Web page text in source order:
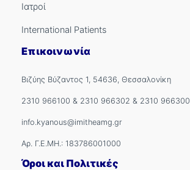
Ιατροί
International Patients
Επικοινωνία
Βιζύης Βύζαντος 1, 54636, Θεσσαλονίκη
2310 966100 & 2310 966302 & 2310 966300
info.kyanous@imitheamg.gr
Αρ. Γ.Ε.ΜΗ.: 183786001000
Όροι και Πολιτικές